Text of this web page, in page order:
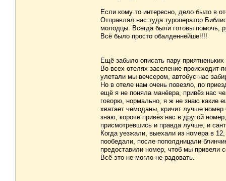
Если кому то интересно, дело было в
Отправлял нас туда туроператор
молодцы. Всегда были готовы помочь,
Всё было просто обалденнейше!!!!
Ещё забыло описать пару
Во всех отелях заселение
улетали мы вечсером, автобус нас
Но в отеле нам очень повезло, по
ещё я не поняла манёвра, привёз нас
говорю, нормально, я ж не знаю какие
хватает чемоданы, кричит лучше
знаю, короче привёз нас в другой
присмотревшись и правда лучше, и
Когда уезжали, выехали из номера в
пообедали, после пополдницали
предоставили номер, чтоб мы привели
Всё это не могло не радовать.